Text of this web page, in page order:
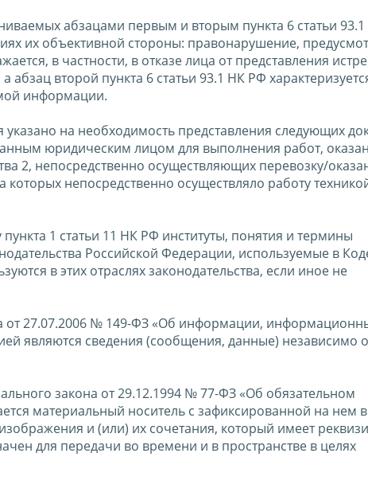
абзацами первым и вторым пункта 6 статьи
их объективной стороны: правонарушение,
в частности, в отказе лица от представления
абзац второй пункта 6 статьи 93.1 НК РФ
информации.
указано на необходимость представления следующих
юридическим лицом для выполнения работ,
2, непосредственно осуществляющих перевозку/
непосредственно осуществляло работу
1 статьи 11 НК РФ институты, понятия и термины
Российской Федерации, используемые в
в этих отраслях законодательства, если иное не
от 27.07.2006 № 149-ФЗ «Об информации,
являются сведения (сообщения, данные) независимо
закона от 29.12.1994 № 77-ФЗ «Об обязательном
материальный носитель с зафиксированной на нем
и (или) их сочетания, который имеет
для передачи во времени и в пространстве в целях